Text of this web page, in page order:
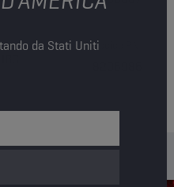
da Stati UnitiCodice PN